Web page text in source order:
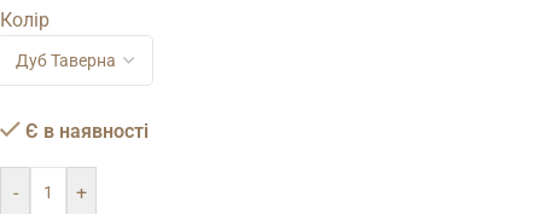
Колір
Є в наявності
- +